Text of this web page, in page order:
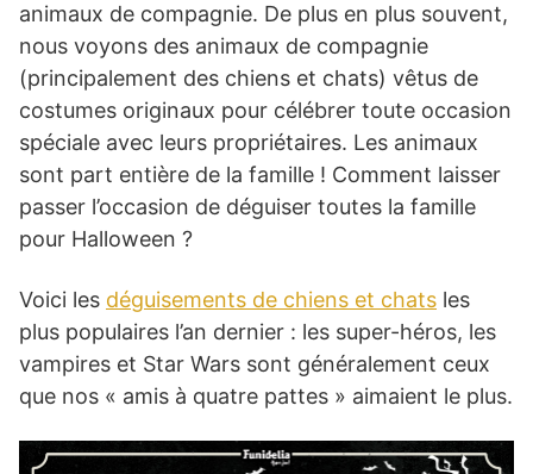
animaux de compagnie. De plus en plus souvent,
nous voyons des animaux de compagnie
(principalement des chiens et chats) vêtus de
costumes originaux pour célébrer toute occasion
spéciale avec leurs propriétaires. Les animaux
sont part entière de la famille ! Comment laisser
passer l’occasion de déguiser toutes la famille
pour Halloween ?
Voici les déguisements de chiens et chats les
plus populaires l’an dernier : les super-héros, les
vampires et Star Wars sont généralement ceux
que nos « amis à quatre pattes » aimaient le plus.